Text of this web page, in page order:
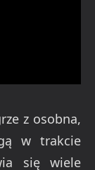
z osobna,
w trakcie
się wiele